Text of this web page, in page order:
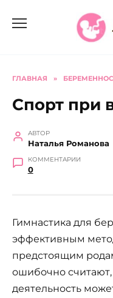
ГЛАВНАЯ »
Спорт при
АВТОР
Наталья Романова
КОММЕНТАРИИ
0
Гимнастика для
эффективным
предстоящим
ошибочно считают,
деятельность